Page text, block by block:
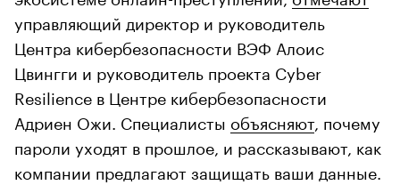
управляющий директор и руководитель
Центра кибербезопасности ВЭФ Алоис
Цвингги и руководитель проекта Cyber
Resilience в Центре кибербезопасности
Адриен Ожи. Специалисты объясняют, почему
пароли уходят в прошлое, и рассказывают, как
компании предлагают защищать ваши данные.